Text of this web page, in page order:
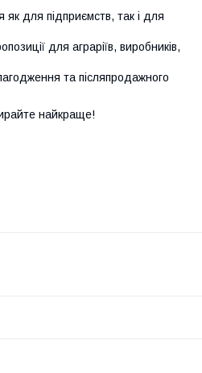
для підприємств, так і для
для аграріїв, виробників,
та післяпродажного
найкраще!